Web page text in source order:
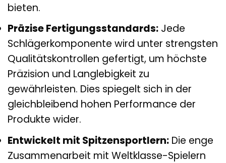
bieten.
Präzise Fertigungsstandards: Jede
Schlägerkomponente wird unter strengsten
Qualitätskontrollen gefertigt, um höchste
Präzision und Langlebigkeit zu
gewährleisten. Dies spiegelt sich in der
gleichbleibend hohen Performance der
Produkte wider.
Entwickelt mit Spitzensportlern: Die enge
Zusammenarbeit mit Weltklasse-Spielern